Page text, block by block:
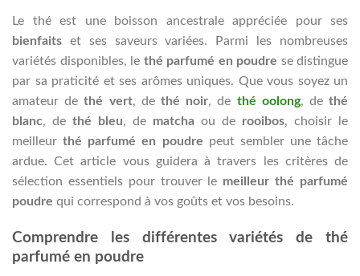
Le thé est une boisson ancestrale appréciée pour ses
bienfaits et ses saveurs variées. Parmi les nombreuses
variétés disponibles, le thé parfumé en poudre se distingue
par sa praticité et ses arômes uniques. Que vous soyez un
amateur dethé vert, de thé noir, de thé oolong, dethé
blanc, de thé bleu, de matcha ou de rooibos, choisir le
meilleurthé parfumé en poudre peut sembler une tâche
ardue. Cet article vous guidera à travers les critères de
sélection essentiels pour trouver le meilleur thé parfumé
poudre qui correspond à vos goûts et vos besoins.
Comprendre les différentes variétés de thé
parfumé en poudre